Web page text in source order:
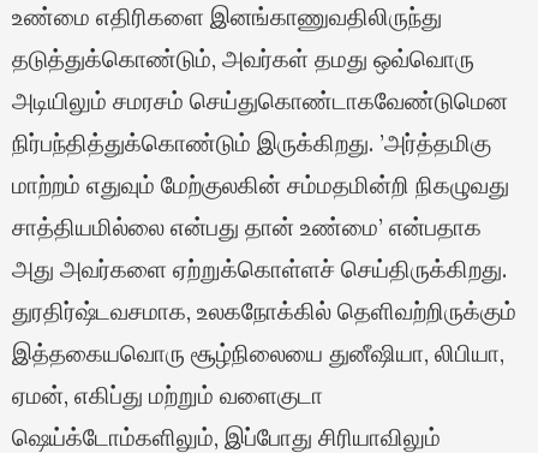
உண்மை எதிரிகளை இனங்காணுவதிலிருந்து
தடுத்துக்கொண்டும், அவர்கள் தமது ஒவ்வொரு
அடியிலும் சமரசம் செய்துகொண்டாகவேண்டுமென
நிர்பந்தித்துக்கொண்டும் இருக்கிறது. ’அர்த்தமிகு
மாற்றம் எதுவும் மேற்குலகின் சம்மதமின்றி நிகழுவது
சாத்தியமில்லை என்பது தான் உண்மை’ என்பதாக
அது அவர்களை ஏற்றுக்கொள்ளச் செய்திருக்கிறது.
துரதிர்ஷ்டவசமாக, உலகநோக்கில் தெளிவற்றிருக்கும்
இத்தகையவொரு சூழ்நிலையை துனீஷியா, லிபியா,
ஏமன், எகிப்து மற்றும் வளைகுடா
ஷெய்க்டோம்களிலும், இப்போது சிரியாவிலும்